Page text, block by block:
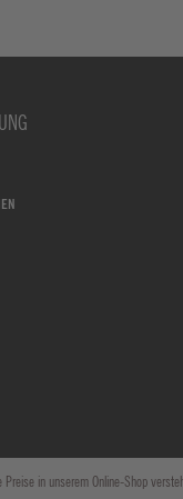
in unserem Online-Shop